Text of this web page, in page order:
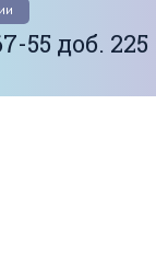
55 доб. 225